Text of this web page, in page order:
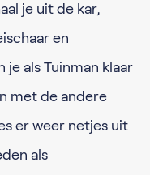
je uit de kar,
en
je als Tuinman klaar
met de andere
er weer netjes uit
als